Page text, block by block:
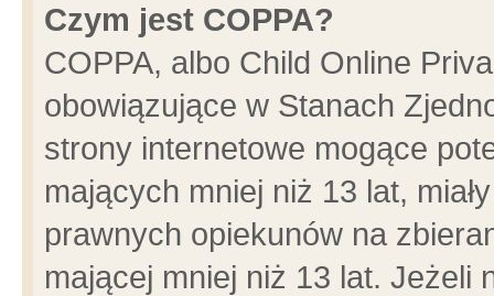
Czym jest COPPA?
COPPA, albo Child Online
obowiązujące w Stanach
strony internetowe mogące
mających mniej niż 13 lat,
prawnych opiekunów na
mającej mniej niż 13 lat. Jeżeli